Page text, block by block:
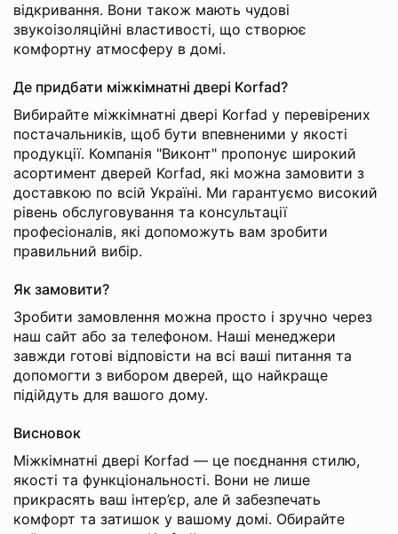
відкривання. Вони також мають чудові
звукоізоляційні властивості, що створює
комфортну атмосферу в домі.
Де придбати міжкімнатні двері Korfad?
Вибирайте міжкімнатні двері Korfad у перевірених
постачальників, щоб бути впевненими у якості
продукції. Компанія "Виконт" пропонує широкий
асортимент дверей Korfad, які можна замовити з
доставкою по всій Україні. Ми гарантуємо високий
рівень обслуговування та консультації
професіоналів, які допоможуть вам зробити
правильний вибір.
Як замовити?
Зробити замовлення можна просто і зручно через
наш сайт або за телефоном. Наші менеджери
завжди готові відповісти на всі ваші питання та
допомогти з вибором дверей, що найкраще
підійдуть для вашого дому.
Висновок
Міжкімнатні двері Korfad — це поєднання стилю,
якості та функціональності. Вони не лише
прикрасять ваш інтер’єр, але й забезпечать
комфорт та затишок у вашому домі. Обирайте